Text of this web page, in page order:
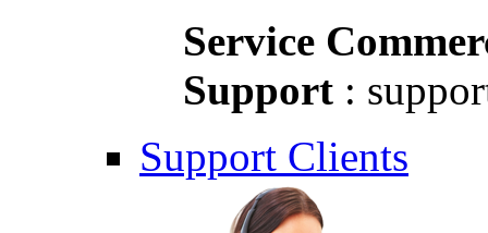
Service
Support :
Support Clients